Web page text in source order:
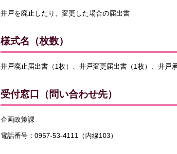
井戸を廃止したり、変更した場合の届出書
様式名（枚数）
井戸廃止届出書（1枚）、井戸変更届出書（1枚）、井戸
受付窓口（問い合わせ先）
企画政策課
電話番号：0957-53-4111（内線103）